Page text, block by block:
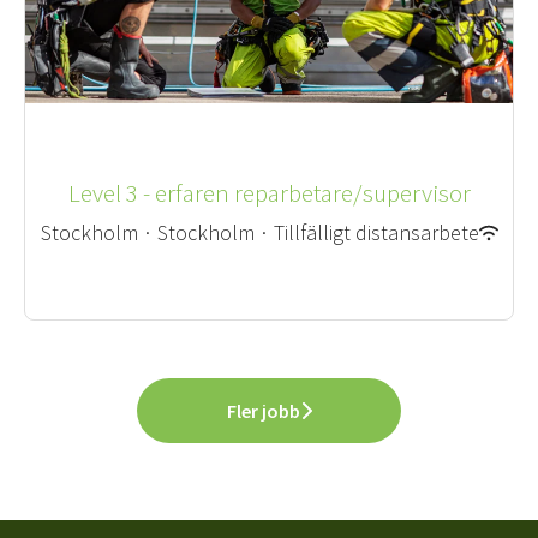
Level 3 - erfaren reparbetare/supervisor
Stockholm · Stockholm · Tillfälligt distansarbete
Fler jobb